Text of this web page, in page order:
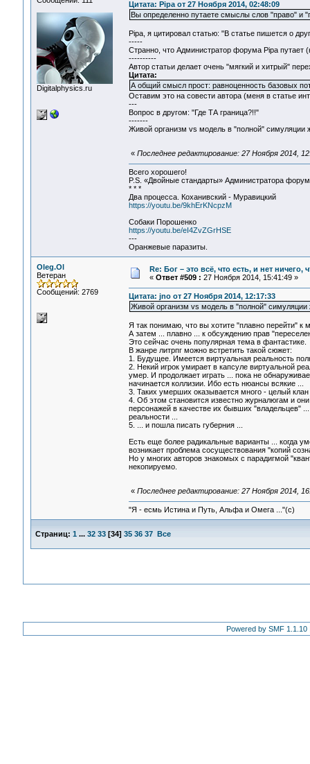
Digitalphysics.ru
Цитата: Pipa от 27 Ноября 2014, 02:48:09
Вы определенно путаете смыслы слов "право" и
Pipa, я цитировал статью: "В статье пишется о
-----
Странно, что Администратор форума Pipa путает
----------
Автор статьи делает очень "мягкий и хитрый"
Цитата:
А общий смысл прост: равноценность базовых
Оставим это на совести автора (меня в статье
---
Вопрос в другом: "Где ТА граница?!!"
-------
Живой организм vs модель в "полной" симуляции
« Последнее редактирование: 27 Ноября 2014,
Всего хорошего!
P.S. «Двойные стандарты» Администратора
* * *
Два процесса. Коханивский - Муравицкий
https://youtu.be/9khErKNcpzM
Собаки Порошенко
https://youtu.be/eI4ZvZGrHSE
---
Оранжевые паразиты.
Oleg.Ol
Ветеран
Сообщений: 2769
Re: Бог – это всё, что есть, и нет
« Ответ #509 : 27 Ноября 2014, 15:41:49 »
Цитата: jno от 27 Ноября 2014, 12:17:33
Живой организм vs модель в "полной" симуляции
Я так понимаю, что вы хотите "плавно перейти" к
А затем ... плавно ... к обсуждению прав
Это сейчас очень популярная тема в фантастике.
В жанре литрпг можно встретить такой сюжет:
1. Будущее. Имеется виртуальная реальность
2. Некий игрок умирает в капсуле виртуальной
умер. И продолжает играть ... пока не
начинается коллизии. Ибо есть нюансы всякие ...
3. Таких умерших оказывается много - целый
4. Об этом становится известно журналюгам и
персонажей в качестве их бывших "владельцев"
реальности ...
5. ... и пошла писать губерния ...
Есть еще более радикальные варианты ... когда
возникает проблема сосуществования "копий
Но у многих авторов знакомых с парадигмой
некопируемо.
« Последнее редактирование: 27 Ноября 2014,
"Я - есмь Истина и Путь, Альфа и Омега ..."(с)
Страниц: 1 ... 32 33[34] 35 36 37 Все
Powered by SMF 1.1.10